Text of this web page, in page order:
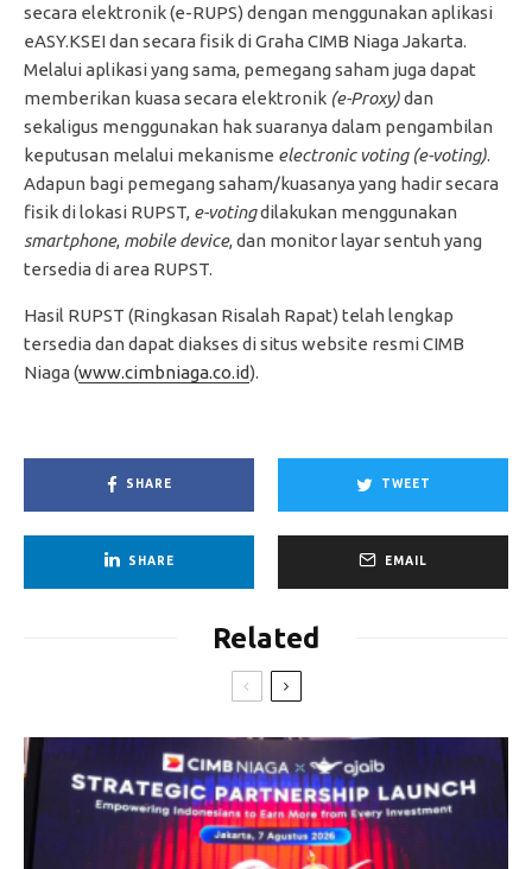
secara elektronik (e-RUPS) dengan menggunakan aplikasi
eASY.KSEI dan secara fisik di Graha CIMB Niaga Jakarta.
Melalui aplikasi yang sama, pemegang saham juga dapat
memberikan kuasa secara elektronik (e-Proxy)dan
sekaligus menggunakan hak suaranya dalam pengambilan
keputusan melalui mekanisme electronic voting (e-voting).
Adapun bagi pemegang saham/kuasanya yang hadir secara
fisik di lokasi RUPST, e-votingdilakukan menggunakan
smartphone, mobile device, dan monitor layar sentuh yang
tersedia di area RUPST.
Hasil RUPST (Ringkasan Risalah Rapat) telah lengkap
tersedia dan dapat diakses di situs website resmi CIMB
Niaga (www.cimbniaga.co.id).
SHARE TWEET
SHARE EMAIL
Related